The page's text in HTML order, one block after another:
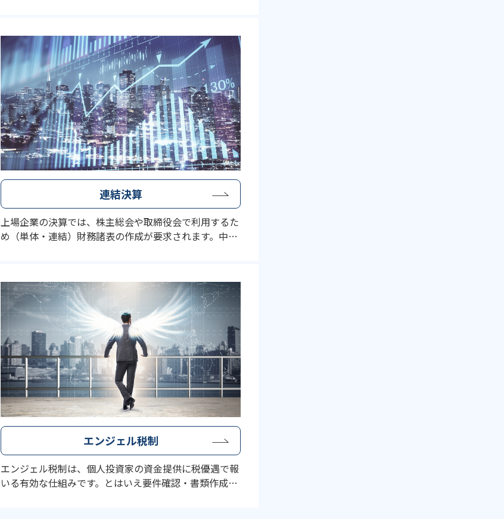
るためのサポートをさせていただきます。また、四半期
毎に、税金計算や税効果会計を含む決算支援も担当させ
ていただきます。
連結決算
上場企業の決算では、株主総会や取締役会で利用するた
め（単体・連結）財務諸表の作成が要求されます。中小
ることもあります。また、グループ全体の業績を管理す
ることは経営上の判断を行うにあたりとても重要なこと
です。しかしながら、連結決算処理は特殊な会計処理で
あるため、なかなか独自で行うことはできません。弊社
では、連結決算作業の経験豊富な公認会計士、税理士
が、お客様の連結決算処理を全面的にサポートいたしま
す。
エンジェル税制
エンジェル税制は、個人投資家の資金提供に税優遇で報
いる有効な仕組みです。とはいえ要件確認・書類作成・